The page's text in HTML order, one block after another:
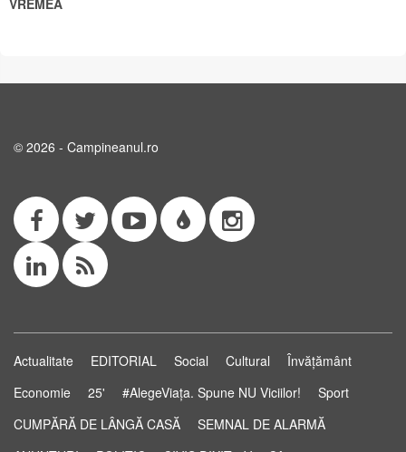
© 2026 - Campineanul.ro
Actualitate EDITORIAL Social Cultural
Învățământ
Economie
25' #AlegeViața. Spune NU Viciilor!
Sport
CUMPĂRĂ DE LÂNGĂ CASĂ
SEMNAL DE ALARMĂ